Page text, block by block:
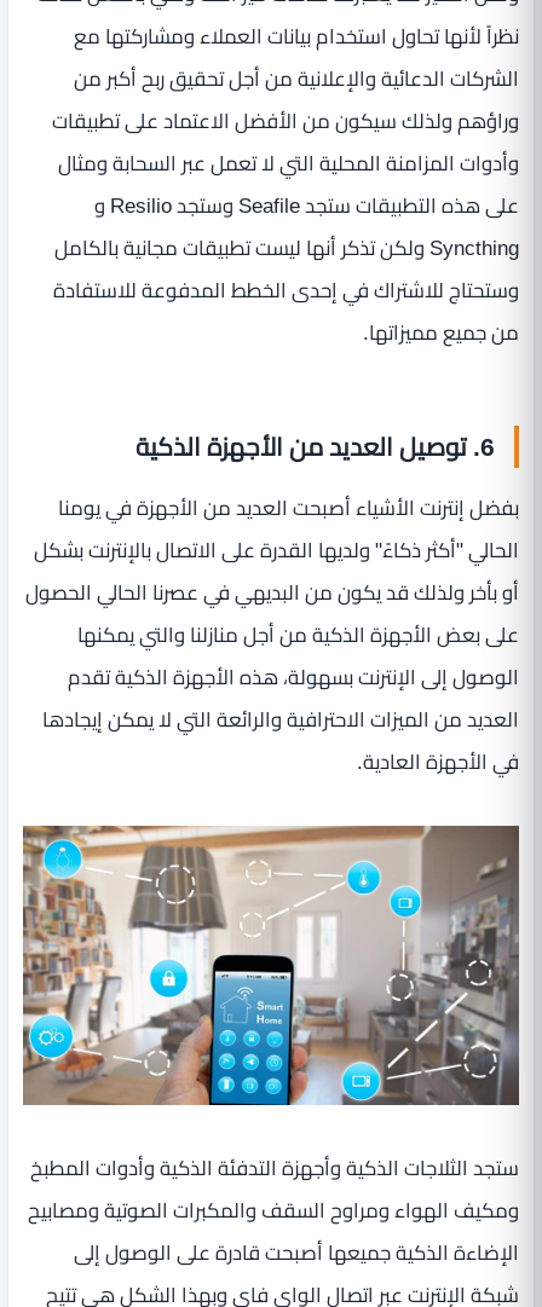
نظراً لأنها تحاول استخدام بيانات العملاء ومشاركتها مع
الشركات الدعائية والإعلانية من أجل تحقيق ربح أكبر من
وراؤهم ولذلك سيكون من الأفضل الاعتماد على تطبيقات
وأدوات المزامنة المحلية التي لا تعمل عبر السحابة ومثال
على هذه التطبيقات ستجد Seafile وستجد Resilio و
Syncthing ولكن تذكر أنها ليست تطبيقات مجانية بالكامل
وستحتاج للاشتراك في إحدى الخطط المدفوعة للاستفادة
من جميع مميزاتها.
6. توصيل العديد من الأجهزة الذكية
بفضل إنترنت الأشياء أصبحت العديد من الأجهزة في يومنا
الحالي "أكثر ذكاءً" ولديها القدرة على الاتصال بالإنترنت بشكل
أو بأخر ولذلك قد يكون من البديهي في عصرنا الحالي الحصول
على بعض الأجهزة الذكية من أجل منازلنا والتي يمكنها
الوصول إلى الإنترنت بسهولة، هذه الأجهزة الذكية تقدم
العديد من الميزات الاحترافية والرائعة التي لا يمكن إيجادها
في الأجهزة العادية.
ستجد الثلاجات الذكية وأجهزة التدفئة الذكية وأدوات المطبخ
ومكيف الهواء ومراوح السقف والمكبرات الصوتية ومصابيح
الإضاءة الذكية جميعها أصبحت قادرة على الوصول إلى
شبكة الإنترنت عبر اتصال الواي فاي وبهذا الشكل هي تتيح